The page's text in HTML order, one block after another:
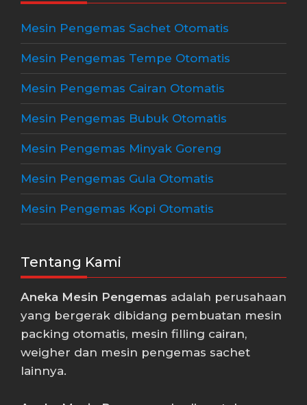
Mesin Pengemas Sachet Otomatis
Mesin Pengemas Tempe Otomatis
Mesin Pengemas Cairan Otomatis
Mesin Pengemas Bubuk Otomatis
Mesin Pengemas Minyak Goreng
Mesin Pengemas Gula Otomatis
Mesin Pengemas Kopi Otomatis
Tentang Kami
Aneka Mesin Pengemas adalah perusahaan
yang bergerak dibidang pembuatan mesin
packing otomatis, mesin filling cairan,
weigher dan mesin pengemas sachet
lainnya.